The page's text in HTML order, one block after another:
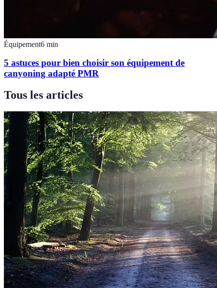
Équipement6 min
5 astuces pour bien choisir son équipement de
canyoning adapté PMR
Tous les articles